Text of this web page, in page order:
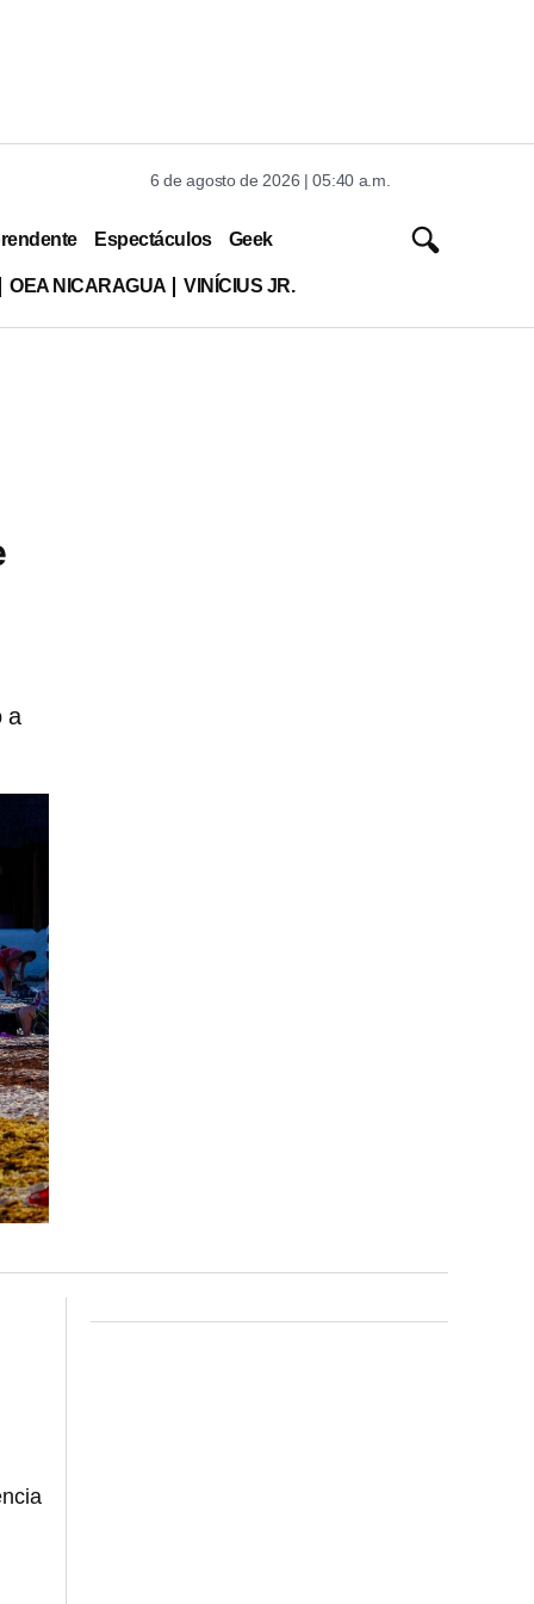
6 de agosto de 2026 | 05:40 a.m.
Espectáculos Geek
OEA NICARAGUA VINÍCIUS JR.
a